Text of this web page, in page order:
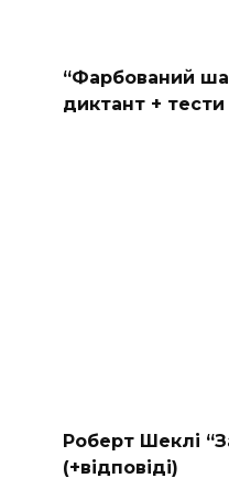
“Фарбований
диктант + тести
Роберт Шеклі
(+відповіді)